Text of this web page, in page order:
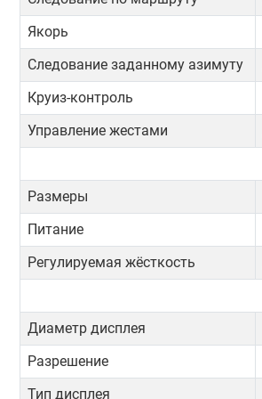
Якорь
Следование заданному азимуту
Круиз-контроль
Управление жестами
Размеры
Питание
Регулируемая жёсткость
Диаметр дисплея
Разрешение
Тип дисплея